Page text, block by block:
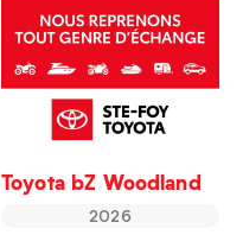
Toyota bZ Woodland
2026